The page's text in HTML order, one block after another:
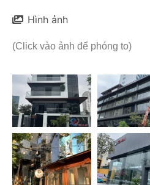
Hình ảnh
(Click vào ảnh để phóng to)